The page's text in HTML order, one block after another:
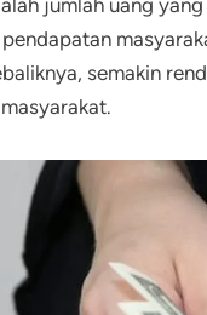
semakin